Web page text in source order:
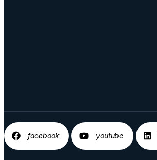
facebook youtube